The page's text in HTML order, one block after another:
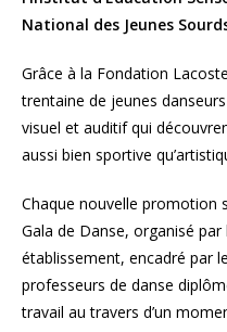
National des Jeunes
Grâce à la Fondation
trentaine de jeunes
visuel et auditif qui
aussi bien sportive
Chaque nouvelle promotion
Gala de Danse, organisé
établissement, encadré par
professeurs de danse
travail au travers d’un